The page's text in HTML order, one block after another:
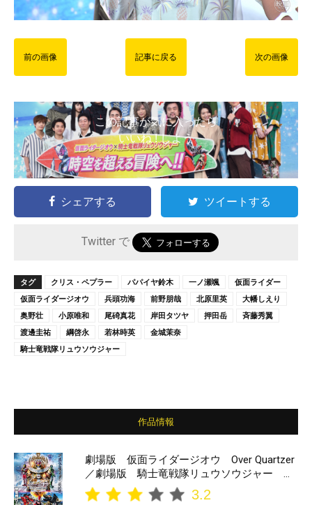
前の画像 記事に戻る 次の画像
この記事が気に入ったら
いいね ! しよう
シェアする ツイートする
Twitter で
タグ クリス・ペプラー パパイヤ鈴木 一ノ瀬颯
仮面ライダー
仮面ライダージオウ
兵頭功海 前野朋哉 北原里英
大幡しえり
奥野壮
小原唯和 尾碕真花 岸田タツヤ 押田岳
斉藤秀翼
渡邊圭祐
綱啓永 若林時英
金城茉奈
騎士竜戦隊リュウソウジャー
作品情報
劇場版 仮面ライダージオウ Over Quartzer
／劇場版 騎士竜戦隊リュウソウジャー TH
E MOVIE タイムスリップ！恐竜パニック！！
3.2